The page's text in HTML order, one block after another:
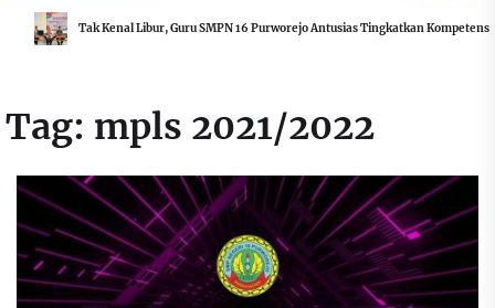
Tak Kenal Libur, Guru SMPN 16 Purworejo Antusias Tingkatkan Kompetensi
Tag: mpls 2021/2022